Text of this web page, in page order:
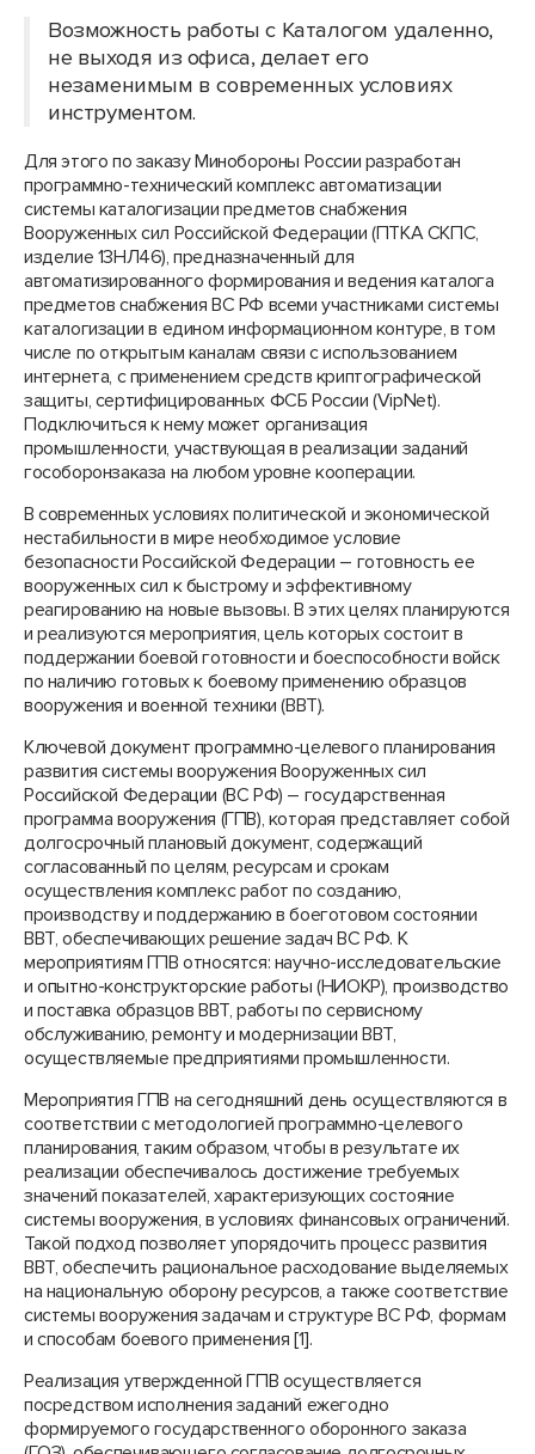
Возможность работы с Каталогом удаленно,
не выходя из офиса, делает его
незаменимым в современных условиях
инструментом.
Для этого по заказу Минобороны России разработан
программно-технический комплекс автоматизации
системы каталогизации предметов снабжения
Вооруженных сил Российской Федерации (ПТКА СКПС,
изделие 13НЛ46), предназначенный для
автоматизированного формирования и ведения каталога
предметов снабжения ВС РФ всеми участниками системы
каталогизации в едином информационном контуре, в том
числе по открытым каналам связи с использованием
интернета, с применением средств криптографической
защиты, сертифицированных ФСБ России (VipNet).
Подключиться к нему может организация
промышленности, участвующая в реализации заданий
гособоронзаказа на любом уровне кооперации.
В современных условиях политической и экономической
нестабильности в мире необходимое условие
безопасности Российской Федерации – готовность ее
вооруженных сил к быстрому и эффективному
реагированию на новые вызовы. В этих целях планируются
и реализуются мероприятия, цель которых состоит в
поддержании боевой готовности и боеспособности войск
по наличию готовых к боевому применению образцов
вооружения и военной техники (ВВТ).
Ключевой документ программно-целевого планирования
развития системы вооружения Вооруженных сил
Российской Федерации (ВС РФ) – государственная
программа вооружения (ГПВ), которая представляет собой
долгосрочный плановый документ, содержащий
согласованный по целям, ресурсам и срокам
осуществления комплекс работ по созданию,
производству и поддержанию в боеготовом состоянии
ВВТ, обеспечивающих решение задач ВС РФ. К
мероприятиям ГПВ относятся: научно-исследовательские
и опытно-конструкторские работы (НИОКР), производство
и поставка образцов ВВТ, работы по сервисному
обслуживанию, ремонту и модернизации ВВТ,
осуществляемые предприятиями промышленности.
Мероприятия ГПВ на сегодняшний день осуществляются в
соответствии с методологией программно-целевого
планирования, таким образом, чтобы в результате их
реализации обеспечивалось достижение требуемых
значений показателей, характеризующих состояние
системы вооружения, в условиях финансовых ограничений.
Такой подход позволяет упорядочить процесс развития
ВВТ, обеспечить рациональное расходование выделяемых
на национальную оборону ресурсов, а также соответствие
системы вооружения задачам и структуре ВС РФ, формам
и способам боевого применения [1].
Реализация утвержденной ГПВ осуществляется
посредством исполнения заданий ежегодно
формируемого государственного оборонного заказа